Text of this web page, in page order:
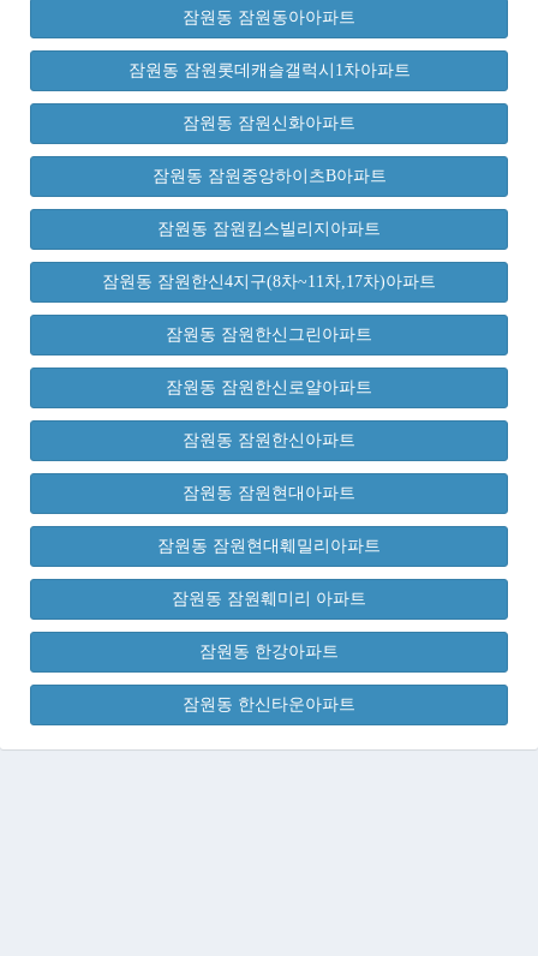
잠원동 잠원동아아파트
잠원동 잠원롯데캐슬갤럭시1차아파트
잠원동 잠원신화아파트
잠원동 잠원중앙하이츠B아파트
잠원동 잠원킴스빌리지아파트
잠원동 잠원한신4지구(8차~11차,17차)아파트
잠원동 잠원한신그린아파트
잠원동 잠원한신로얄아파트
잠원동 잠원한신아파트
잠원동 잠원현대아파트
잠원동 잠원현대훼밀리아파트
잠원동 잠원훼미리 아파트
잠원동 한강아파트
잠원동 한신타운아파트